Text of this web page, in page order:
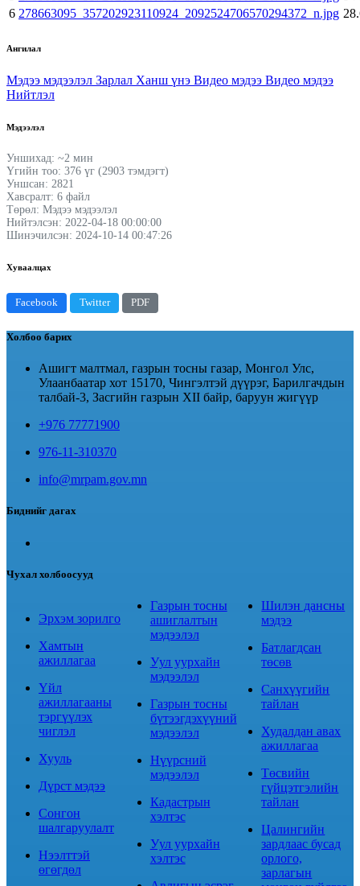
6 278663095_357202923110924_2092524706570294372_n.jpg
Ангилал
Мэдээ мэдээлэл Зарлал Ханш үнэ Видео мэдээ Видео мэдээ
Нийтлэл
Мэдээлэл
Уншихад: ~2 мин
Үгийн тоо: 376 үг (2903 тэмдэгт)
Уншсан: 2821
Хавсралт: 6 файл
Төрөл: Мэдээ мэдээлэл
Нийтэлсэн: 2022-04-18 00:00:00
Шинэчилсэн: 2024-10-14 00:47:26
Хуваалцах
Facebook Twitter PDF
Холбоо барих
Ашигт малтмал, газрын тосны газар, Монгол Улс,
Улаанбаатар хот 15170, Чингэлтэй дүүрэг, Барилгачдын
талбай-3, Засгийн газрын XII байр, баруун жигүүр
+976 77771900
976-11-310370
info@mrpam.gov.mn
Биднийг дагах
Чухал холбоосууд
Эрхэм зорилго
Хамтын
ажиллагаа
Үйл
ажиллагааны
тэргүүлэх
чиглэл
Хууль
Дүрст мэдээ
Сонгон
шалгаруулалт
Нээлттэй
өгөгдөл
Газрын тосны
ашиглалтын
мэдээлэл
Уул уурхайн
мэдээлэл
Газрын тосны
бүтээгдэхүүний
мэдээлэл
Нүүрсний
мэдээлэл
Кадастрын
хэлтэс
Уул уурхайн
хэлтэс
Шилэн дансны
мэдээ
Батлагдсан
төсөв
Санхүүгийн
тайлан
Худалдан авах
ажиллагаа
Төсвийн
гүйцэтгэлийн
тайлан
Цалингийн
зардлаас бусад
орлого,
зарлагын